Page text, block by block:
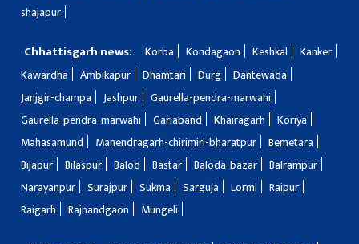
shajapur
Chhattisgarh news: Korba Kondagaon Keshkal
Kanker
Kawardha
Ambikapur Dhamtari Durg
Dantewada
Janjgir-champa
Jashpur
Gaurella-pendra-marwahi
Gaurella-pendra-marwahi
Gariaband Khairagarh
Koriya
Mahasamund
Manendragarh-chirimiri-bharatpur
Bemetara
Bijapur
Bilaspur Balod Bastar Baloda-bazar
Balrampur
Narayanpur
Surajpur Sukma Sarguja Lormi
Raipur
Raigarh
Rajnandgaon Mungeli